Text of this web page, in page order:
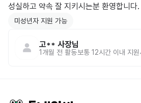
성실하고 약속 잘 지키시는분 환영합니다.
미성년자 지원 가능
고** 사장님
1개월 전 활동보통 12시간 이내 지원